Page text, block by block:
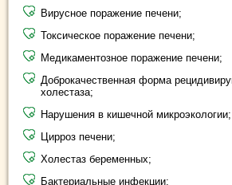
Вирусное поражение печени;
Токсическое поражение печени;
Медикаментозное поражение печени;
Доброкачественная форма
холестаза;
Нарушения в кишечной микроэкологии;
Цирроз печени;
Холестаз беременных;
Бактериальные инфекции;